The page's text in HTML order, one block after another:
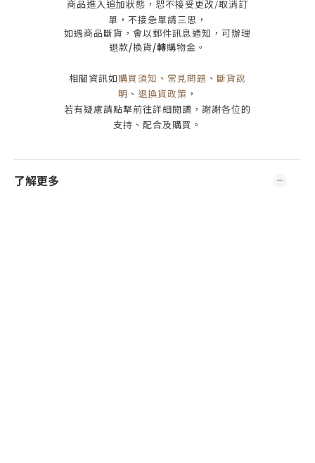
商品進入追加狀態，恕不接受更改/取消訂
單， 不接急單請三思 ，
如遇商品斷貨，會以郵件訊息通知，可辦理
退款/換貨/轉購物金。
相關資訊如購買須知 、 常見問題 、 斷貨說
明 、 退換貨政策 ，
若有疑慮請點擊前往詳細閱讀，謝謝各位的
支持、配合及購買 。
了解更多